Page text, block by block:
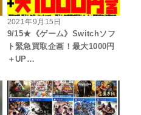
2021年9月15日
9/15★《ゲーム》Switchソフ
ト緊急買取企画！最大1000円
＋UP…